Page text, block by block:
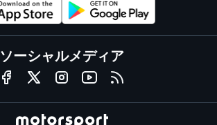
ソーシャルメディア